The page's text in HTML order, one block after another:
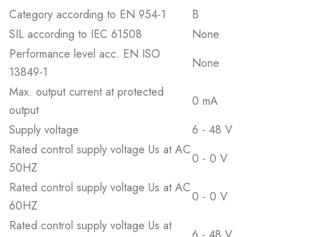
Category according to EN 954-1
B
SIL according to IEC 61508
None
Performance level acc. EN ISO
13849-1
None
Max. output current at protected
output
0 mA
Supply voltage
6 - 48 V
Rated control supply voltage Us at AC
50HZ
0 - 0 V
Rated control supply voltage Us at AC
60HZ
0 - 0 V
Rated control supply voltage Us at